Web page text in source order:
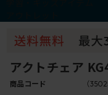
アクトチェア
商品コード （